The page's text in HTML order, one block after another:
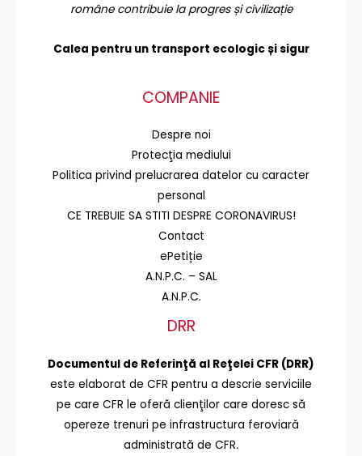
române contribuie la progres și civilizație
Calea pentru un transport ecologic și sigur
COMPANIE
Despre noi
Protecţia mediului
Politica privind prelucrarea datelor cu caracter
personal
CE TREBUIE SA STITI DESPRE CORONAVIRUS!
Contact
ePetiție
A.N.P.C. – SAL
A.N.P.C.
DRR
Documentul de Referinţă al Reţelei CFR (DRR)
este elaborat de CFR pentru a descrie serviciile
pe care CFR le oferă clienţilor care doresc să
opereze trenuri pe infrastructura feroviară
administrată de CFR.